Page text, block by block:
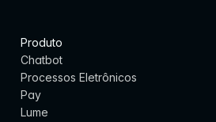
demonstração
Produto
Chatbot
Processos Eletrônicos
Pay
Lume